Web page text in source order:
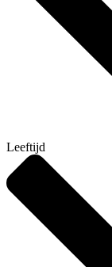
Leeftijd